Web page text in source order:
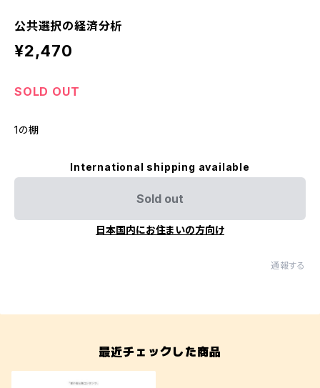
公共選択の経済分析
¥2,470
SOLD OUT
1の棚
International shipping available
Sold out
日本国内にお住まいの方向け
通報する
最近チェックした商品